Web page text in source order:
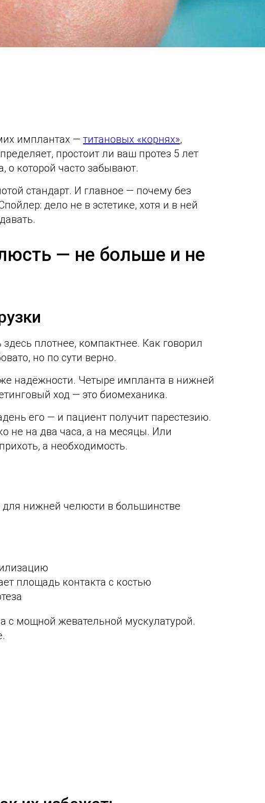
имплантах — титановых «корнях»,
простоит ли ваш протез 5 лет
о которой часто забывают.
стандарт. И главное — почему без
дело не в эстетике, хотя и в ней
— не больше и не
плотнее, компактнее. Как говорил
но по сути верно.
надёжности. Четыре импланта в нижней
ход — это биомеханика.
его — и пациент получит парестезию.
не на два часа, а на месяцы. Или
а необходимость.
нижней челюсти в большинстве
площадь контакта с костью
с мощной жевательной мускулатурой.